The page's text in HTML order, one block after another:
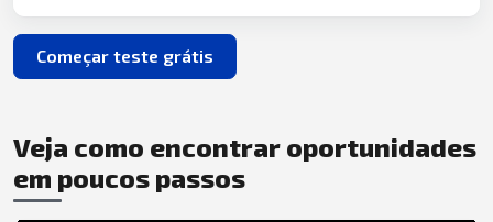
Começar teste grátis
Veja como encontrar oportunidades
em poucos passos